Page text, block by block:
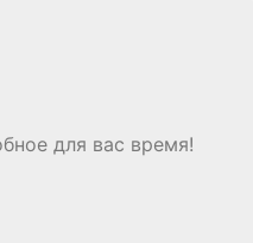
для вас время!